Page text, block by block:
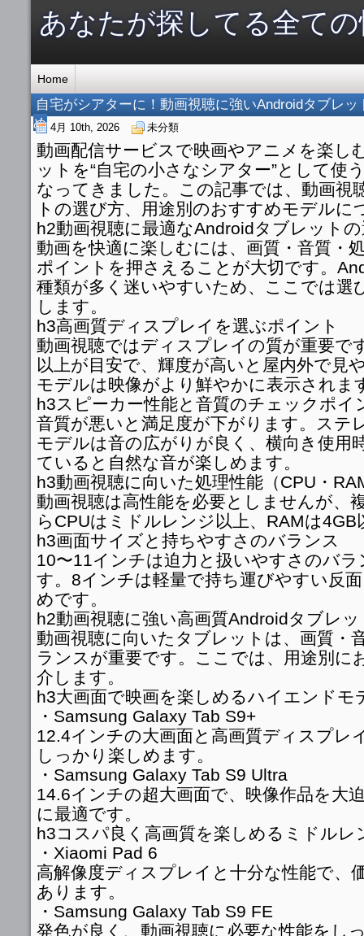
あなたが探してる全て
Home
自宅がシアターに！動画視聴に強いAndroidタブレ
め 4月 10th, 2026 未分類
動画配信サービスで映画やアニメを楽し
ットを“自宅の小さなシアター”として使
なってきました。この記事では、動画視
トの選び方、用途別のおすすめモデルに
h2動画視聴に最適なAndroidタブレット
動画を快適に楽しむには、画質・音質・
ポイントを押さえることが大切です。
種類が多く迷いやすいため、ここでは選
します。
h3高画質ディスプレイを選ぶポイント
動画視聴ではディスプレイの質が重要で
以上が目安で、輝度が高いと屋内外で見
モデルは映像がより鮮やかに表示されま
h3スピーカー性能と音質のチェックポイ
音質が悪いと満足度が下がります。ステ
モデルは音の広がりが良く、横向き使用
ていると自然な音が楽しめます。
h3動画視聴に向いた処理性能（CPU・
動画視聴は高性能を必要としませんが、
らCPUはミドルレンジ以上、RAMは4GB
h3画面サイズと持ちやすさのバランス
10〜11インチは迫力と扱いやすさのバ
す。8インチは軽量で持ち運びやすい反
めです。
h2動画視聴に強い高画質Androidタブレッ
動画視聴に向いたタブレットは、画質・
ランスが重要です。ここでは、用途別に
介します。
h3大画面で映画を楽しめるハイエンドモ
・Samsung Galaxy Tab S9+
12.4インチの大画面と高画質ディスプレ
しっかり楽しめます。
・Samsung Galaxy Tab S9 Ultra
14.6インチの超大画面で、映像作品を大
に最適です。
h3コスパ良く高画質を楽しめるミドルレ
・Xiaomi Pad 6
高解像度ディスプレイと十分な性能で、
あります。
・Samsung Galaxy Tab S9 FE
発色が良く、動画視聴に必要な性能をし